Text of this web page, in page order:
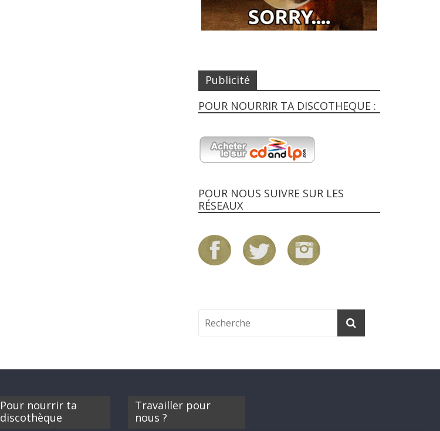
Publicité
POUR NOURRIR TA DISCOTHEQUE :
POUR NOUS SUIVRE SUR LES
RÉSEAUX
Pour nourrir ta
discothèque
Travailler pour
nous ?